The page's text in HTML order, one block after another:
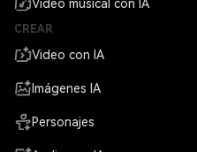
Video musical con IA
CREAR
Video con IA
Imágenes IA
Personajes